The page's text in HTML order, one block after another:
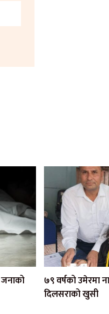
७९ वर्षको उमेरमा
दिलसराको खुसी